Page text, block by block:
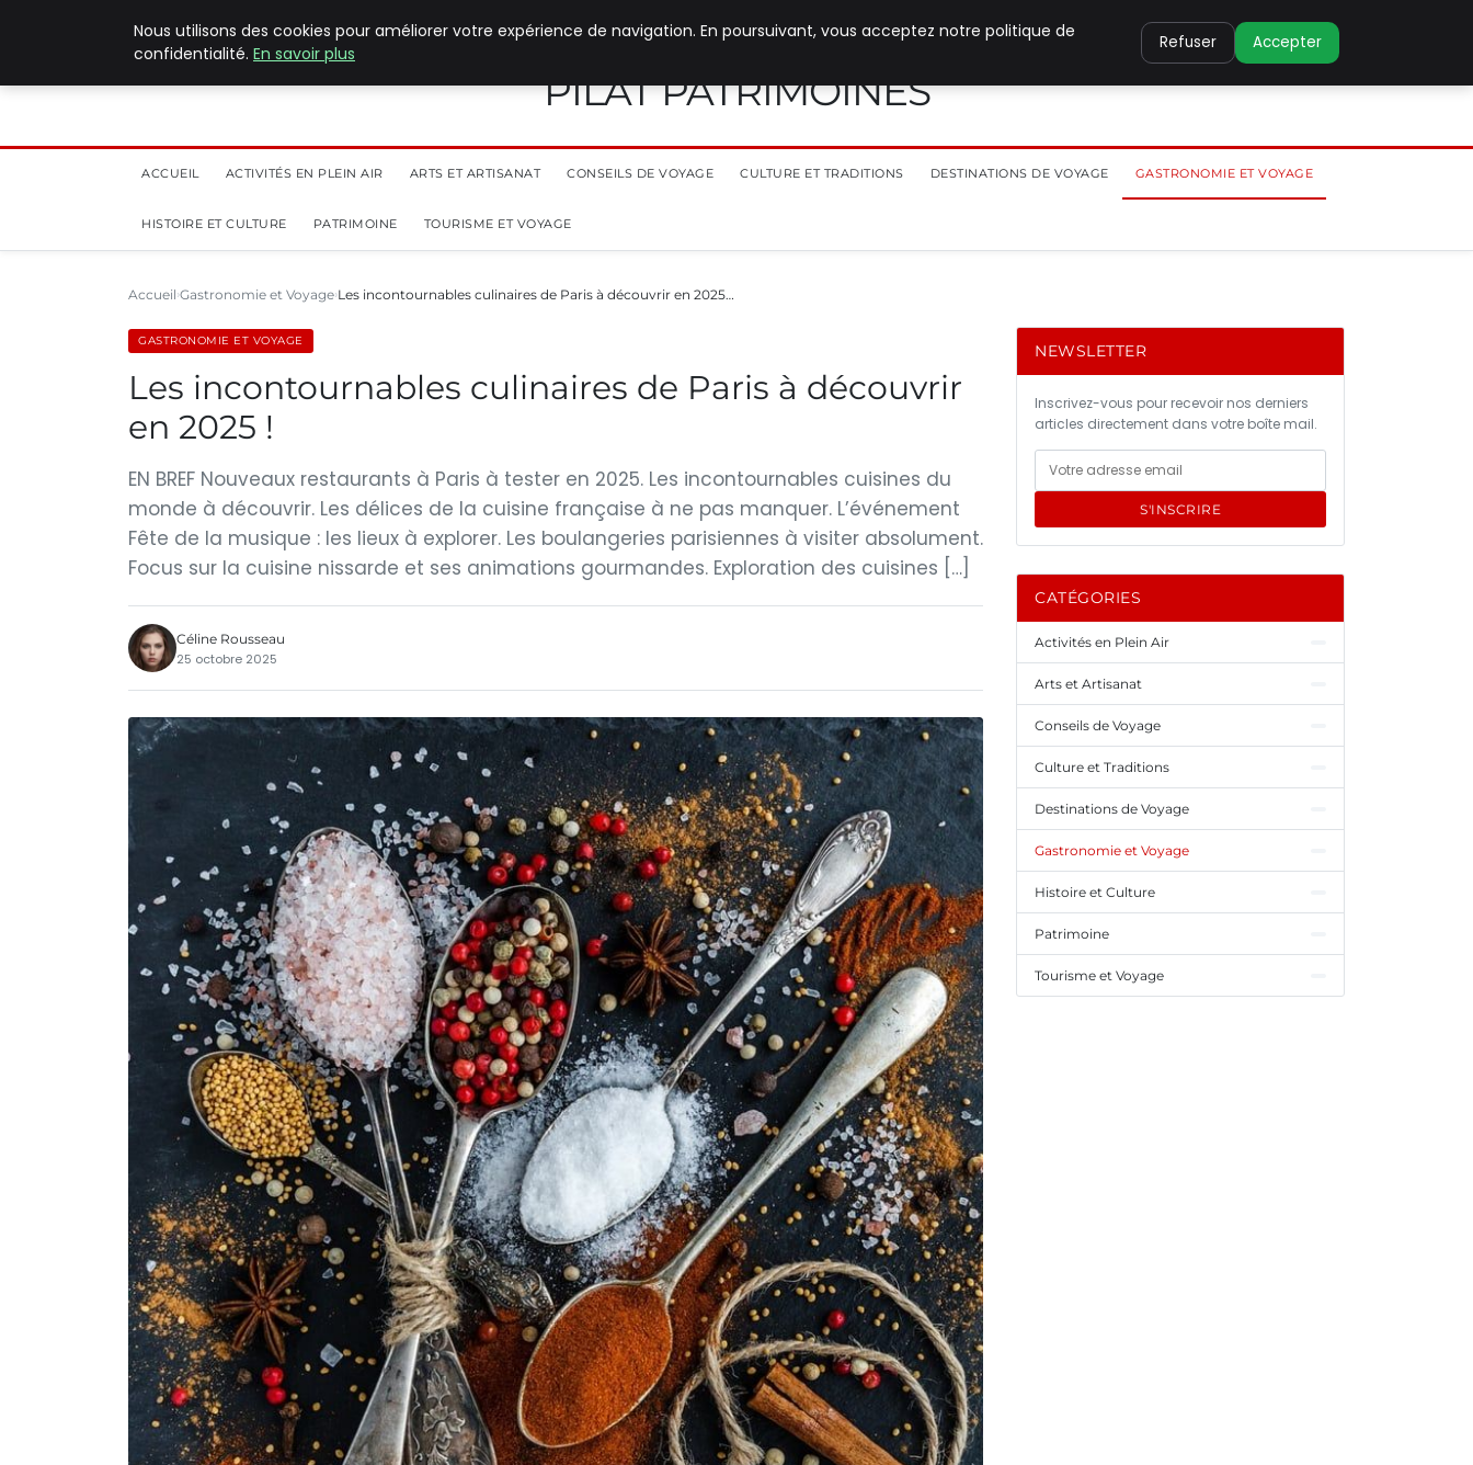
PILAT PATRIMOINES
ACCUEIL ACTIVITÉS EN PLEIN AIR ARTS ET ARTISANAT CONSEILS DE VOYAGE CULTURE ET TRADITIONS DESTINATIONS DE VOYAGE GASTRONOMIE ET VOYAGE
HISTOIRE ET CULTURE PATRIMOINE TOURISME ET VOYAGE
Accueil Gastronomie et Voyage Les incontournables culinaires de Paris à découvrir en 2025…
GASTRONOMIE ET VOYAGE
Les incontournables culinaires de Paris à découvrir
en 2025 !
EN BREF Nouveaux restaurants à Paris à tester en 2025. Les incontournables cuisines du
monde à découvrir. Les délices de la cuisine française à ne pas manquer. L’événement
Fête de la musique : les lieux à explorer. Les boulangeries parisiennes à visiter absolument.
Focus sur la cuisine nissarde et ses animations gourmandes. Exploration des cuisines […]
Céline Rousseau
25 octobre 2025
NEWSLETTER
Inscrivez-vous pour recevoir nos derniers
articles directement dans votre boîte mail.
S'INSCRIRE
CATÉGORIES
Activités en Plein Air
Arts et Artisanat
Conseils de Voyage
Culture et Traditions
Destinations de Voyage
Gastronomie et Voyage
Histoire et Culture
Patrimoine
Tourisme et Voyage
Nous utilisons des cookies pour améliorer votre expérience de navigation. En poursuivant, vous acceptez notre politique de
confidentialité. En savoir plus
Refuser Accepter